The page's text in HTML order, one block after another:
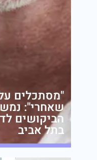
"מסתכלים
שאחרי":
הביקושים
בתל אביב